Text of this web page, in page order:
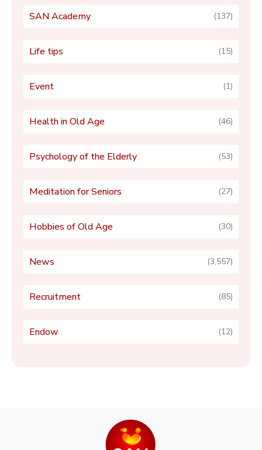
SAN Academy (137)
Life tips (15)
Event (1)
Health in Old Age (46)
Psychology of the Elderly (53)
Meditation for Seniors (27)
Hobbies of Old Age (30)
News (3,557)
Recruitment (85)
Endow (12)